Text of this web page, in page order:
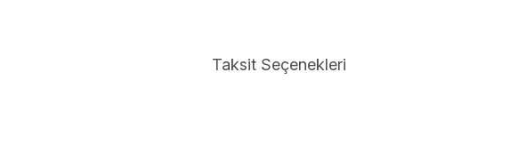
Taksit Seçenekleri